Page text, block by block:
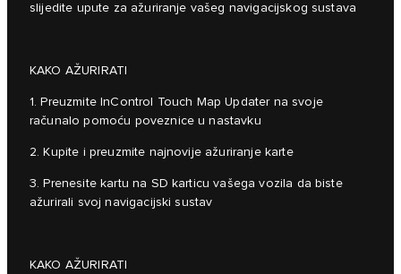
slijedite upute za ažuriranje vašeg navigacijskog sustava
KAKO AŽURIRATI
1. Preuzmite InControl Touch Map Updater na svoje
računalo pomoću poveznice u nastavku
2. Kupite i preuzmite najnovije ažuriranje karte
3. Prenesite kartu na SD karticu vašega vozila da biste
ažurirali svoj navigacijski sustav
KAKO AŽURIRATI